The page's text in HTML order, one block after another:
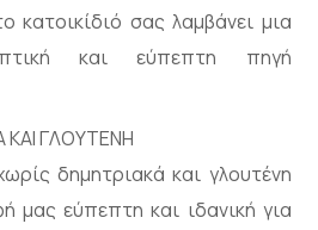
κατοικίδιό σας λαμβάνει μια
και εύπεπτη πηγή
ΚΑΙ ΓΛΟΥΤΕΝΗ
δημητριακά και γλουτένη
μας εύπεπτη και ιδανική για